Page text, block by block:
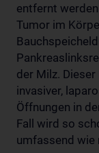
entfernt
Tumor im
der Milz.
invasiver,
Öffnungen in
Fall wird so
umfassend